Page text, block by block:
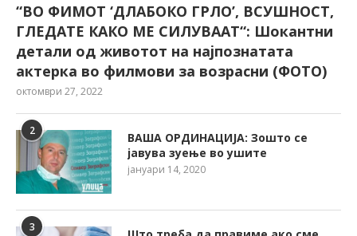
“ВО ФИМОТ ‘ДЛАБОКО ГРЛО’, ВСУШНОСТ,
ГЛЕДАТЕ КАКО МЕ СИЛУВААТ“: Шокантни
детали од животот на најпознатата
актерка во филмови за возрасни (ФОТО)
октомври 27, 2022
2
ВАША ОРДИНАЦИЈА: Зошто се
јавува зуење во ушите
јануари 14, 2020
3